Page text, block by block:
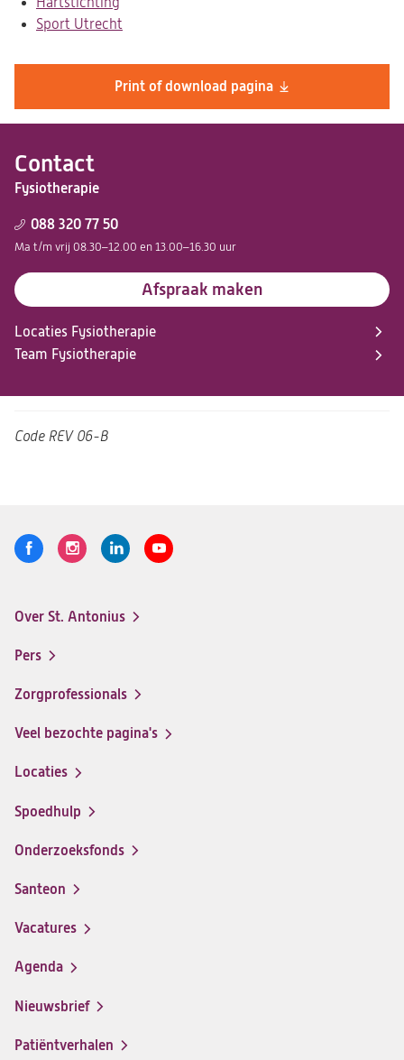
Contact
Fysiotherapie
088 320 77 50
Ma t/m vrij 08.30–12.00 en 13.00–16.30 uur
Afspraak maken
Locaties Fysiotherapie
Team Fysiotherapie
Print of download pagina
in
nieuwe
tab)
Sport Utrecht
een
nieuwe
tab)
Code REV 06-B
Volg
Logo
een
ziekenhuis
op
Logo
een
op
Logo
een
op
Logo
menu
Over St. Antonius
Pers
Zorgprofessionals
Veel bezochte pagina's
Locaties
Spoedhulp
Onderzoeksfonds
Santeon
(opent
in
nieuwe
Vacatures
(opent
in
nieuwe
Agenda
Nieuwsbrief
Patiëntverhalen